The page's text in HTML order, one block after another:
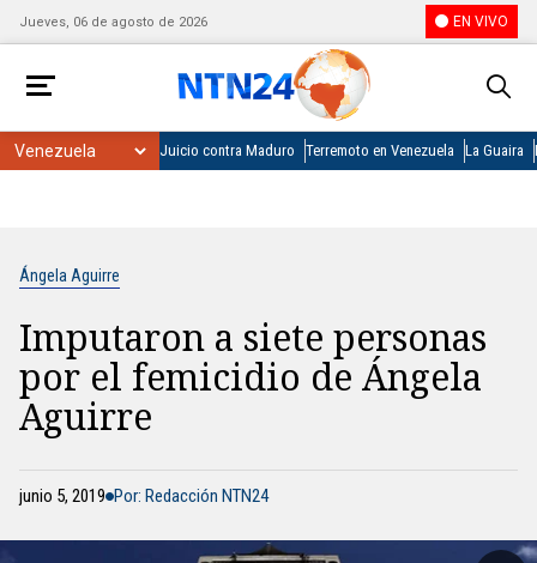
Jueves, 06 de agosto de 2026 EN VIVO
Juicio contra Maduro Terremoto en Venezuela La Guaira
Ángela Aguirre
Imputaron a siete personas
por el femicidio de Ángela
Aguirre
junio 5, 2019 Por: Redacción NTN24